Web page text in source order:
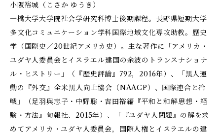
小阪裕城（こさか ゆうき）
一橋大学大学院社会学研究科博士後期課程。長野県短期大学
多文化コミュニケーション学科国際地域文化専攻助教。歴史
学（国際史／20世紀アメリカ史）。主な著作に「アメリカ・
ユダヤ人委員会とイスラエル――建国の余波のトランスナショナ
ル・ヒストリー」（『歴史評論』792，2016年）、「黒人運
動の『外交』――全米黒人向上協会（NAACP）、国際連合と冷
戦」（足羽與志子・中野聡・吉田裕編『平和と和解――思想・経
験・方法』旬報社、2015年）、「『ユダヤ人問題』の解を求
めて――アメリカ・ユダヤ人委員会，国際人権とイスラエルの建